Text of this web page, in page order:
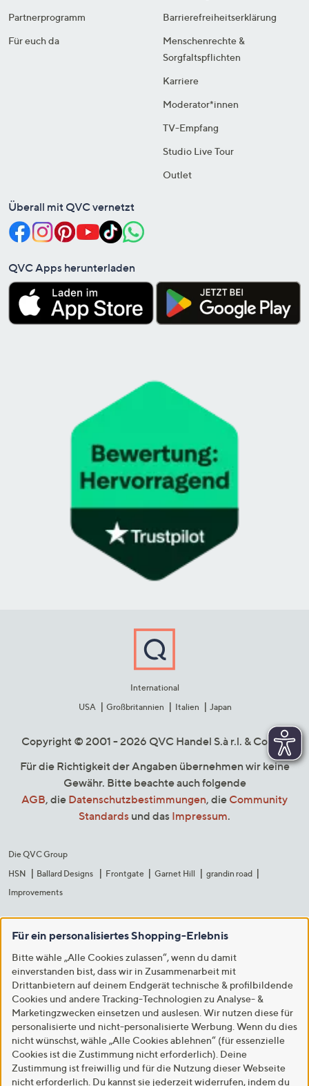
Partnerprogramm
Für euch da
Barrierefreiheitserklärung
Menschenrechte &
Sorgfaltspflichten
Karriere
Moderator*innen
TV-Empfang
Studio Live Tour
Outlet
Überall mit QVC vernetzt
QVC Apps herunterladen
International
USA
Großbritannien Italien Japan
Copyright © 2001 - 2026 QVC Handel S.à r.l. & Co. KG
Für die Richtigkeit der Angaben übernehmen wir keine
Gewähr. Bitte beachte auch folgende
AGB, die Datenschutzbestimmungen, die Community
Standards und das Impressum.
Die QVC Group
HSN
Ballard Designs Frontgate Garnet Hill
grandin road
Improvements
Für ein personalisiertes Shopping-Erlebnis
Bitte wähle „Alle Cookies zulassen“, wenn du damit
einverstanden bist, dass wir in Zusammenarbeit mit
Drittanbietern auf deinem Endgerät technische & profilbildende
Cookies und andere Tracking-Technologien zu Analyse- &
Marketingzwecken einsetzen und auslesen. Wir nutzen diese für
personalisierte und nicht-personalisierte Werbung. Wenn du dies
nicht wünschst, wähle „Alle Cookies ablehnen“ (für essenzielle
Cookies ist die Zustimmung nicht erforderlich). Deine
Zustimmung ist freiwillig und für die Nutzung dieser Webseite
nicht erforderlich. Du kannst sie jederzeit widerrufen, indem du